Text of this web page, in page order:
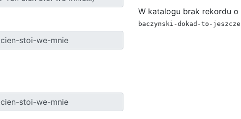
W katalogu brak rekordu o
baczynski-dokad-to-